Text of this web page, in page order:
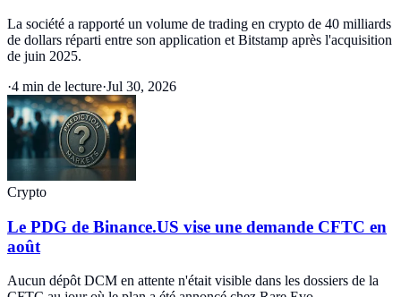
La société a rapporté un volume de trading en crypto de 40 milliards
de dollars réparti entre son application et Bitstamp après l'acquisition
de juin 2025.
·4 min de lecture·Jul 30, 2026
Crypto
Le PDG de Binance.US vise une demande CFTC en
août
Aucun dépôt DCM en attente n'était visible dans les dossiers de la